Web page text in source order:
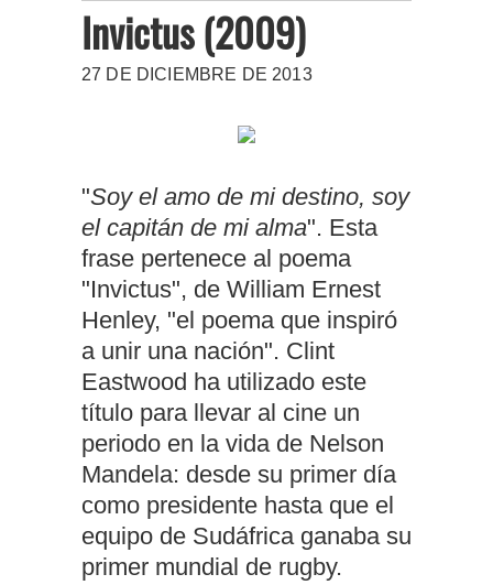
Invictus (2009)
27 DE DICIEMBRE DE 2013
"Soy el amo de mi destino, soy
el capitán de mi alma". Esta
frase pertenece al poema
"Invictus", de William Ernest
Henley, "el poema que inspiró
a unir una nación". Clint
Eastwood ha utilizado este
título para llevar al cine un
periodo en la vida de Nelson
Mandela: desde su primer día
como presidente hasta que el
equipo de Sudáfrica ganaba su
primer mundial de rugby.